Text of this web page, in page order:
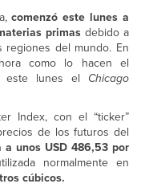
comenzó este lunes a
primas debido a
del mundo. En
como lo hacen el
lunes el Chicago
Index, con el “ticker”
de los futuros del
a unos USD 486,53 por
normalmente en
cúbicos.